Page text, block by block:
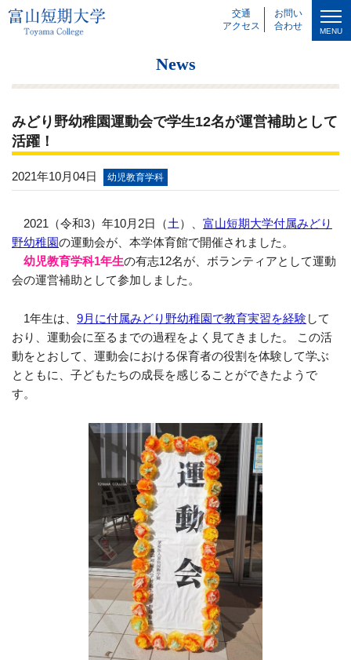
交通
アクセス
お問い
合わせ
MENU
News
みどり野幼稚園運動会で学生12名が運営補助として
活躍！
2021年10月04日 幼児教育学科
2021（令和3）年10月2日（土 ）、 富山短期大学付属みどり
野幼稚園の運動会が、本学体育館で開催されました。
幼児教育学科1年生の有志12名が、ボランティアとして運動
会の運営補助として参加しました。
1年生は、 9月に付属みどり野幼稚園で教育実習を経験 して
おり、運動会に至るまでの過程をよく見てきました。 この活
動をとおして、運動会における保育者の役割を体験して学ぶ
とともに、子どもたちの成長を感じることができたようで
す。